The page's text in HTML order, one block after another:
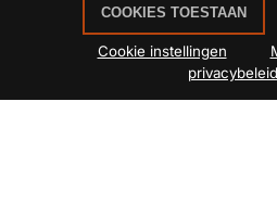
COOKIES TOESTAAN
Cookie instellingen
privacybeleid